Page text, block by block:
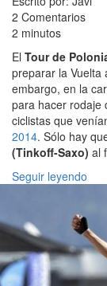
2 Comentarios
2 minutos
El Tour de
preparar la Vuelta
embargo, en la
para hacer rodaje
ciclistas que
2014. Sólo hay
(Tinkoff-Saxo) al
Seguir leyendo